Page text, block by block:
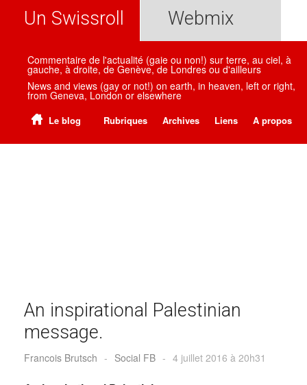
Un Swissroll Webmix
Commentaire de l'actualité (gaie ou non!) sur terre, au ciel, à
gauche, à droite, de Genève, de Londres ou d'ailleurs
News and views (gay or not!) on earth, in heaven, left or right,
from Geneva, London or elsewhere
Le blog Rubriques Archives Liens A propos
An inspirational Palestinian
message.
Francois Brutsch - Social FB - 4 juillet 2016 à 20h31